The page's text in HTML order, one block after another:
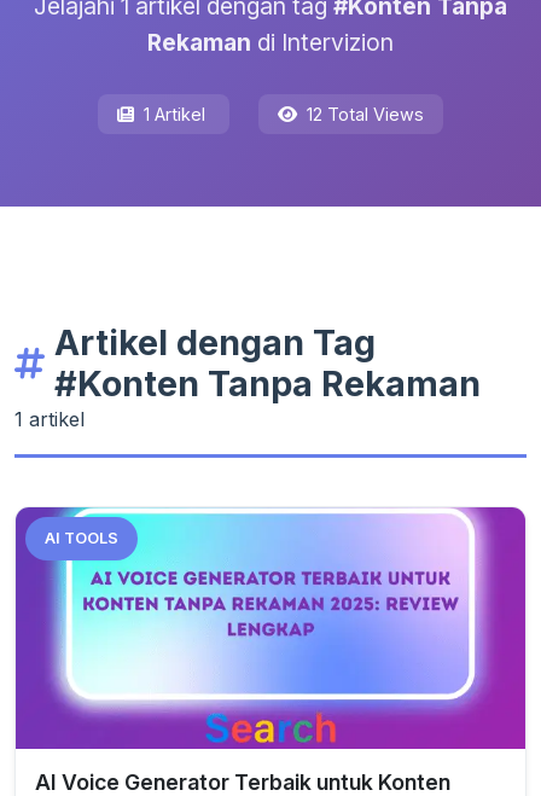
Jelajahi 1 artikel dengan tag #Konten Tanpa
Rekaman di Intervizion
1 Artikel 12 Total Views
Artikel dengan Tag
#Konten Tanpa Rekaman
1 artikel
AI TOOLS
AI Voice Generator Terbaik untuk Konten